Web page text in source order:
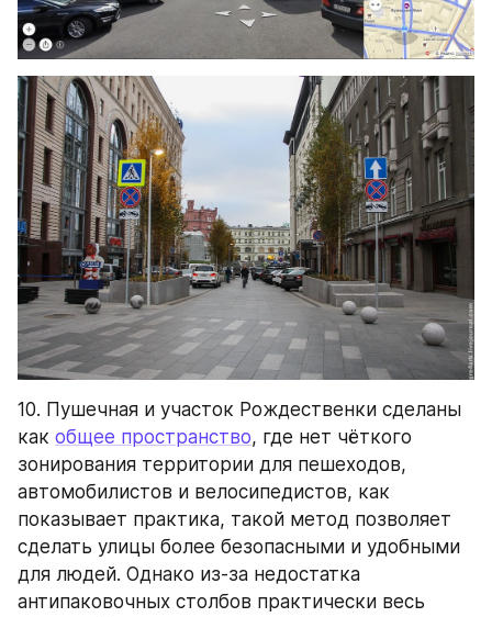
10. Пушечная и участок Рождественки сделаны
как общее пространство, где нет чёткого
зонирования территории для пешеходов,
автомобилистов и велосипедистов, как
показывает практика, такой метод позволяет
сделать улицы более безопасными и удобными
для людей. Однако из-за недостатка
антипаковочных столбов практически весь